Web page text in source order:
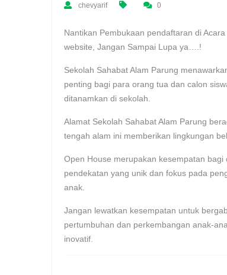
chevyarif 0
Nantikan Pembukaan pendaftaran di
website, Jangan Sampai Lupa ya….!
Sekolah Sahabat Alam Parung
penting bagi para orang tua dan calon
ditanamkan di sekolah.
Alamat Sekolah Sahabat Alam Parung
tengah alam ini memberikan lingkungan
Open House merupakan kesempatan
pendekatan yang unik dan fokus pada
anak.
Jangan lewatkan kesempatan untuk
pertumbuhan dan perkembangan anak-
inovatif.